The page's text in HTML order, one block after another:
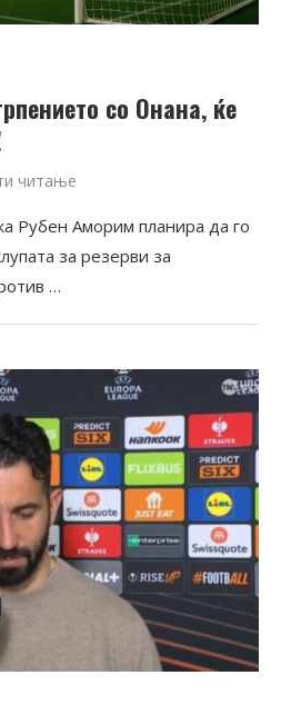
со Онана, ќе
читање
Рубен Аморим планира да го
за резерви за
…